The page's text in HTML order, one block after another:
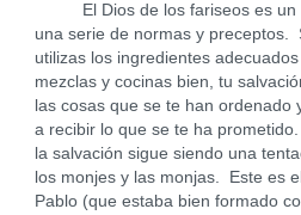
El Dios de los fariseos es un
una serie de normas y preceptos.
utilizas los ingredientes
mezclas y cocinas bien, tu
las cosas que se te han ordenado
a recibir lo que se te ha
la salvación sigue siendo una
los monjes y las monjas. Este es
Pablo (que estaba bien formado